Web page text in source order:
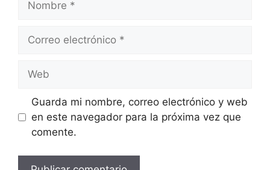
Correo
Web
Guarda mi nombre, correo electrónico y web
en este navegador para la próxima vez que
comente.